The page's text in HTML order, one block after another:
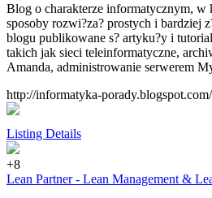
Blog o charakterze informatycznym, w
sposoby rozwi?za? prostych i bardziej
blogu publikowane s? artyku?y i
takich jak sieci teleinformatyczne,
Amanda, administrowanie serwerem
http://informatyka-porady.blogspot.com/
Listing Details
+8
Lean Partner - Lean Management &